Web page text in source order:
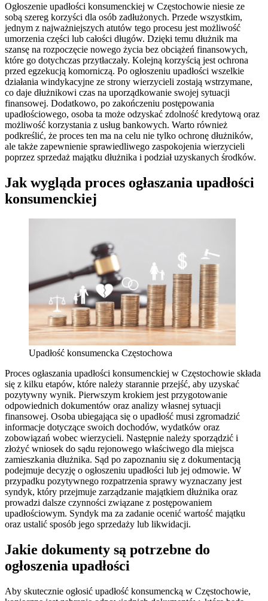
Ogłoszenie upadłości konsumenckiej w Częstochowie niesie ze
sobą szereg korzyści dla osób zadłużonych. Przede wszystkim,
jednym z najważniejszych atutów tego procesu jest możliwość
umorzenia części lub całości długów. Dzięki temu dłużnik ma
szansę na rozpoczęcie nowego życia bez obciążeń finansowych,
które go dotychczas przytłaczały. Kolejną korzyścią jest ochrona
przed egzekucją komorniczą. Po ogłoszeniu upadłości wszelkie
działania windykacyjne ze strony wierzycieli zostają wstrzymane,
co daje dłużnikowi czas na uporządkowanie swojej sytuacji
finansowej. Dodatkowo, po zakończeniu postępowania
upadłościowego, osoba ta może odzyskać zdolność kredytową oraz
możliwość korzystania z usług bankowych. Warto również
podkreślić, że proces ten ma na celu nie tylko ochronę dłużników,
ale także zapewnienie sprawiedliwego zaspokojenia wierzycieli
poprzez sprzedaż majątku dłużnika i podział uzyskanych środków.
Jak wygląda proces ogłaszania upadłości
konsumenckiej
Upadłość konsumencka Częstochowa
Proces ogłaszania upadłości konsumenckiej w Częstochowie składa
się z kilku etapów, które należy starannie przejść, aby uzyskać
pozytywny wynik. Pierwszym krokiem jest przygotowanie
odpowiednich dokumentów oraz analizy własnej sytuacji
finansowej. Osoba ubiegająca się o upadłość musi zgromadzić
informacje dotyczące swoich dochodów, wydatków oraz
zobowiązań wobec wierzycieli. Następnie należy sporządzić i
złożyć wniosek do sądu rejonowego właściwego dla miejsca
zamieszkania dłużnika. Sąd po zapoznaniu się z dokumentacją
podejmuje decyzję o ogłoszeniu upadłości lub jej odmowie. W
przypadku pozytywnego rozpatrzenia sprawy wyznaczany jest
syndyk, który przejmuje zarządzanie majątkiem dłużnika oraz
prowadzi dalsze czynności związane z postępowaniem
upadłościowym. Syndyk ma za zadanie ocenić wartość majątku
oraz ustalić sposób jego sprzedaży lub likwidacji.
Jakie dokumenty są potrzebne do
ogłoszenia upadłości
Aby skutecznie ogłosić upadłość konsumencką w Częstochowie,